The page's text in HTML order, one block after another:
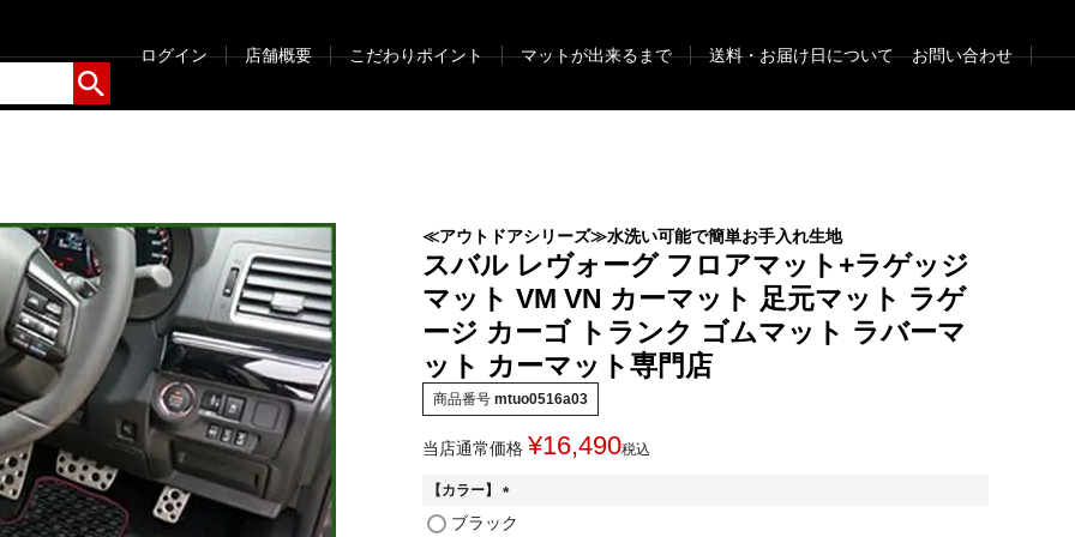
ログイン 店舗概要 こだわりポイント マットが出来るまで 送料・お届け日について お問い合わせ
≪アウトドアシリーズ≫水洗い可能で簡単お手入れ生地
スバル レヴォーグ フロアマット+ラゲッジ
マット VM VN カーマット 足元マット ラゲ
ージ カーゴ トランク ゴムマット ラバーマ
ット カーマット専門店
商品番号 mtuo0516a03
当店通常価格 ¥16,490税込
【カラー】
(
ブラック